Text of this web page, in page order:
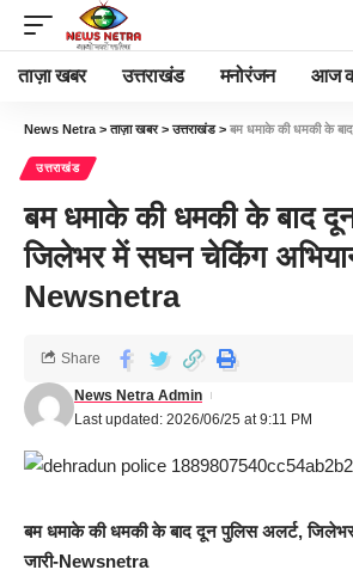
ताज़ा खबर उत्तराखंड मनोरंजन आज
News Netra >ताज़ा खबर>उत्तराखंड> बम धमाके की धमकी के बाद दून पुलिस
उत्तराखंड
बम धमाके की धमकी के बाद
जिलेभर में सघन चेकिंग
Newsnetra
Last updated: 2026/06/25 at 9:11 PM
News Netra Admin
Share
बम धमाके की धमकी के बाद दून पुलिस अलर्ट,
जारी-Newsnetra